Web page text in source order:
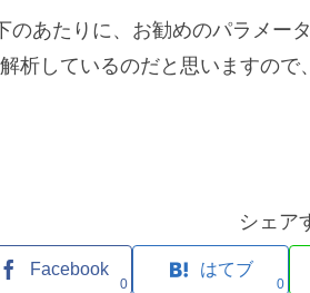
のあたりに、お勧めのパラメー
析しているのだと思いますの
シェア
Facebook
0
はてブ
0